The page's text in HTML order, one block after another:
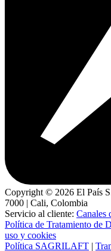
Copyright © 2026 El País
7000 | Cali, Colombia
Servicio al cliente: Canales
Política de Tratamiento de
uso y cookies
Política SAGRILAFT |